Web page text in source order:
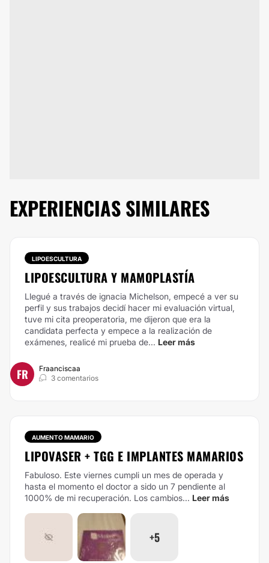
EXPERIENCIAS SIMILARES
LIPOESCULTURA
LIPOESCULTURA Y MAMOPLASTÍA
Llegué a través de ignacia Michelson, empecé a ver su
perfil y sus trabajos decidí hacer mi evaluación virtual,
tuve mi cita preoperatoria, me dijeron que era la
candidata perfecta y empece a la realización de
exámenes, realicé mi prueba de... Leer más
FR
Fraanciscaa
3 comentarios
AUMENTO MAMARIO
LIPOVASER + TGG E IMPLANTES MAMARIOS
Fabuloso. Este viernes cumpli un mes de operada y
hasta el momento el doctor a sido un 7 pendiente al
1000% de mi recuperación. Los cambios... Leer más
+5